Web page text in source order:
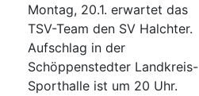
Montag, 20.1. erwartet das
TSV-Team den SV Halchter.
Aufschlag in der
Schöppenstedter Landkreis-
Sporthalle ist um 20 Uhr.